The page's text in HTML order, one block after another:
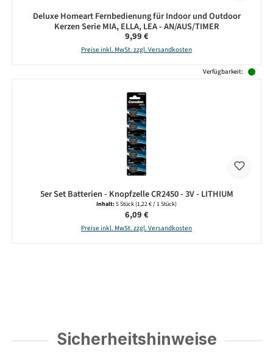
Deluxe Homeart Fernbedienung für Indoor und Outdoor
Kerzen Serie MIA, ELLA, LEA - AN/AUS/TIMER
Regulärer Preis:
9,99 €
Preise inkl. MwSt. zzgl. Versandkosten
Verfügbarkeit:
5er Set Batterien - Knopfzelle CR2450 - 3V - LITHIUM
Inhalt:5 Stück(1,22 € / 1 Stück)
Regulärer Preis:
6,09 €
Preise inkl. MwSt. zzgl. Versandkosten
Sicherheitshinweise